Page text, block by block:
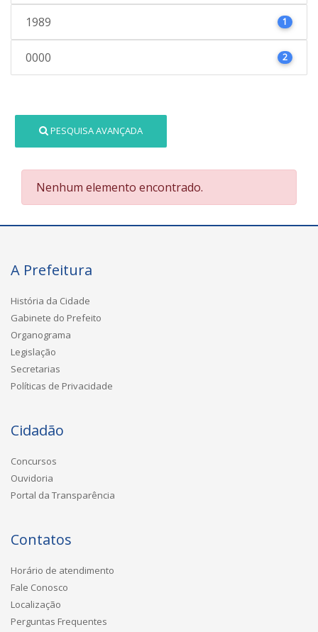
1989 1
0000 2
PESQUISA AVANÇADA
Nenhum elemento encontrado.
A Prefeitura
História da Cidade
Gabinete do Prefeito
Organograma
Legislação
Secretarias
Políticas de Privacidade
Cidadão
Concursos
Ouvidoria
Portal da Transparência
Contatos
Horário de atendimento
Fale Conosco
Localização
Perguntas Frequentes